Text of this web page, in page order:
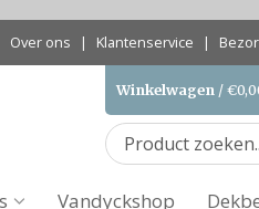
Over ons | Klantenservice |
Winkelwagen /€
Vandyckshop